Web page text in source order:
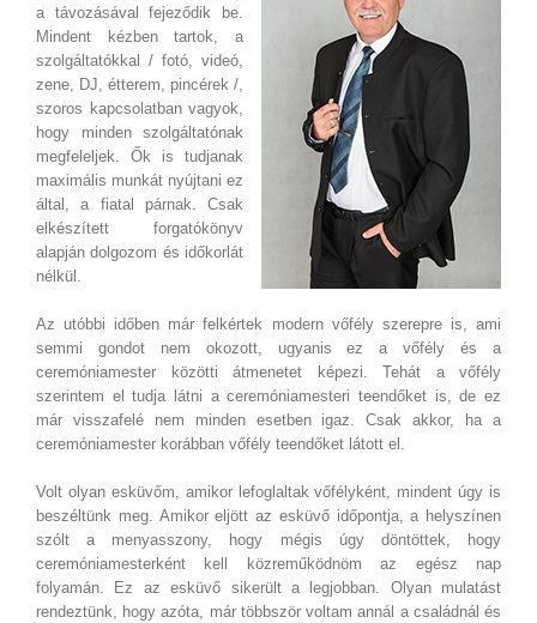
a távozásával fejeződik be.
Mindent kézben tartok, a
szolgáltatókkal / fotó, videó,
zene, DJ, étterem, pincérek /,
szoros kapcsolatban vagyok,
hogy minden szolgáltatónak
megfeleljek. Ők is tudjanak
maximális munkát nyújtani ez
által, a fiatal párnak. Csak
elkészített forgatókönyv
alapján dolgozom és időkorlát
nélkül.
Az utóbbi időben már felkértek modern vőfély szerepre is, ami
semmi gondot nem okozott, ugyanis ez a vőfély és a
ceremóniamester közötti átmenetet képezi. Tehát a vőfély
szerintem el tudja látni a ceremóniamesteri teendőket is, de ez
már visszafelé nem minden esetben igaz. Csak akkor, ha a
ceremóniamester korábban vőfély teendőket látott el.
Volt olyan esküvőm, amikor lefoglaltak vőfélyként, mindent úgy is
beszéltünk meg. Amikor eljött az esküvő időpontja, a helyszínen
szólt a menyasszony, hogy mégis úgy döntöttek, hogy
ceremóniamesterként kell közreműködnöm az egész nap
folyamán. Ez az esküvő sikerült a legjobban. Olyan mulatást
rendeztünk, hogy azóta, már többször voltam annál a családnál és